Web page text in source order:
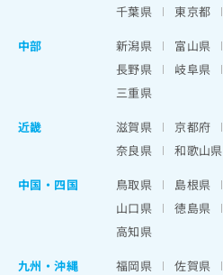
千葉県
東京都
中部
新潟県 富山県
長野県
岐阜県
三重県
近畿
滋賀県 京都府
奈良県
和歌山県
中国・四国
鳥取県 島根県
山口県
徳島県
高知県
九州・沖縄
福岡県 佐賀県